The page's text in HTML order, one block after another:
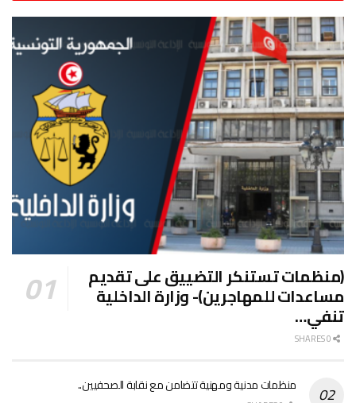
(منظمات تستنكر التضييق على تقديم
مساعدات للمهاجرين)- وزارة الداخلية
تنفي…
منظمات مدنية ومهنية تتضامن مع نقابة الصحفيين..